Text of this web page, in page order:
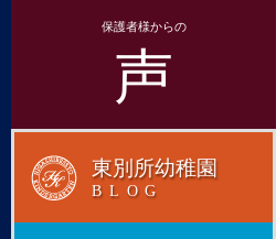
保護者様からの
声
東別所幼稚園
BLOG